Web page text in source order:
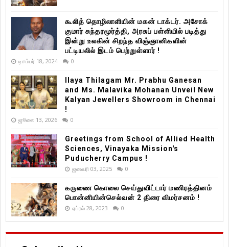
கூலித் தொழிலாளியின் மகன் டாக்டர். அசோக்
குமார் சுந்தரமூர்த்தி, அரசுப் பள்ளியில் படித்து
இன்று உலகின் சிறந்த விஞ்ஞானிகளின்
பட்டியலில் இடம் பெற்றுள்ளார் !
டிசம்பர் 18, 2024 0
Ilaya Thilagam Mr. Prabhu Ganesan
and Ms. Malavika Mohanan Unveil New
Kalyan Jewellers Showroom in Chennai
!
ஜூலை 13, 2026 0
Greetings from School of Allied Health
Sciences, Vinayaka Mission's
Puducherry Campus !
ஜனவரி 03, 2025 0
கருணை கொலை செய்துவிட்டார் மணிரத்தினம்
பொன்னியின்செல்வன் 2 திரை விமர்சனம் !
ஏப்ரல் 28, 2023 0